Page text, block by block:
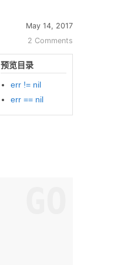
May 14, 2017
2 Comments
预览目录
err != nil
err == nil